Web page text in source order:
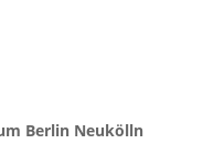
Berlin Neukölln